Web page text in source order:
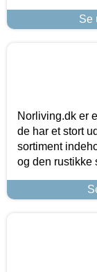
Se
Norliving.dk er
de har et stort
sortiment
og den rustikke